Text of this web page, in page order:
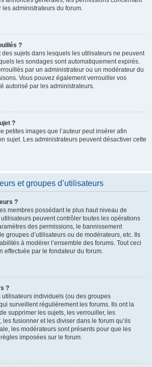
les administrateurs du forum.
?
des sujets dans lesquels les utilisateurs ne peuvent
les sondages sont automatiquement expirés.
par un administrateur ou un modérateur du
Vous pouvez également verrouiller vos
autorisé par les administrateurs.
?
petites images que l’auteur peut insérer afin
sujet. Les administrateurs peuvent désactiver cette
et groupes d’utilisateurs
?
membres possédant le plus haut niveau de
peuvent contrôler toutes les opérations
des permissions, le bannissement
groupes d’utilisateurs ou de modérateurs, etc. Ils
à modérer l’ensemble des forums. Tout ceci
effectuée par le fondateur du forum.
?
utilisateurs individuels (ou des groupes
surveillent régulièrement les forums. Ils ont la
supprimer les sujets, les verrouiller, les
fusionner et les diviser dans le forum qu’ils
les modérateurs sont présents pour que les
imposées sur le forum.